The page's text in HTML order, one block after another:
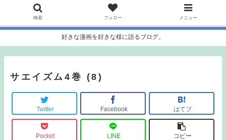
好きな漫画を好きな様に語るブログ。
サエイズム4巻 (8)
Twitter Facebook はてブ
Pocket LINE コピー
検索 フォロー メニュー